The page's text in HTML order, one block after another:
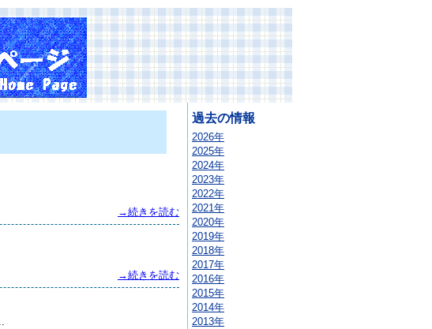
→続きを読む
→続きを読む
過去の情報
2026年
2025年
2024年
2023年
2022年
2021年
2020年
2019年
2018年
2017年
2016年
2015年
2014年
2013年